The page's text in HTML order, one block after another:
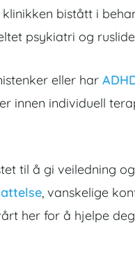
bistått i
psykiatri og
eller har
innen individuell
til å gi veiledning
, vanskelige
her for å hjelpe